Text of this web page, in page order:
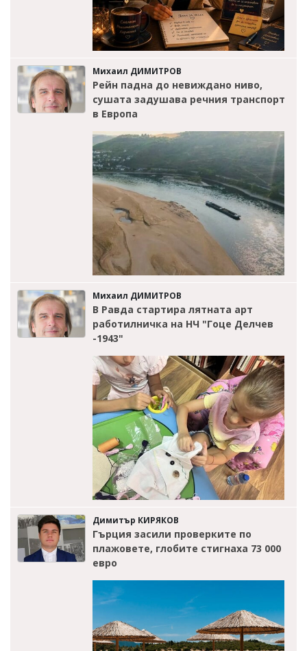
Михаил ДИМИТРОВ
Рейн падна до невиждано ниво,
сушата задушава речния транспорт
в Европа
Михаил ДИМИТРОВ
В Равда стартира лятната арт
работилничка на НЧ "Гоце Делчев
-1943"
Димитър КИРЯКОВ
Гърция засили проверките по
плажовете, глобите стигнаха 73 000
евро